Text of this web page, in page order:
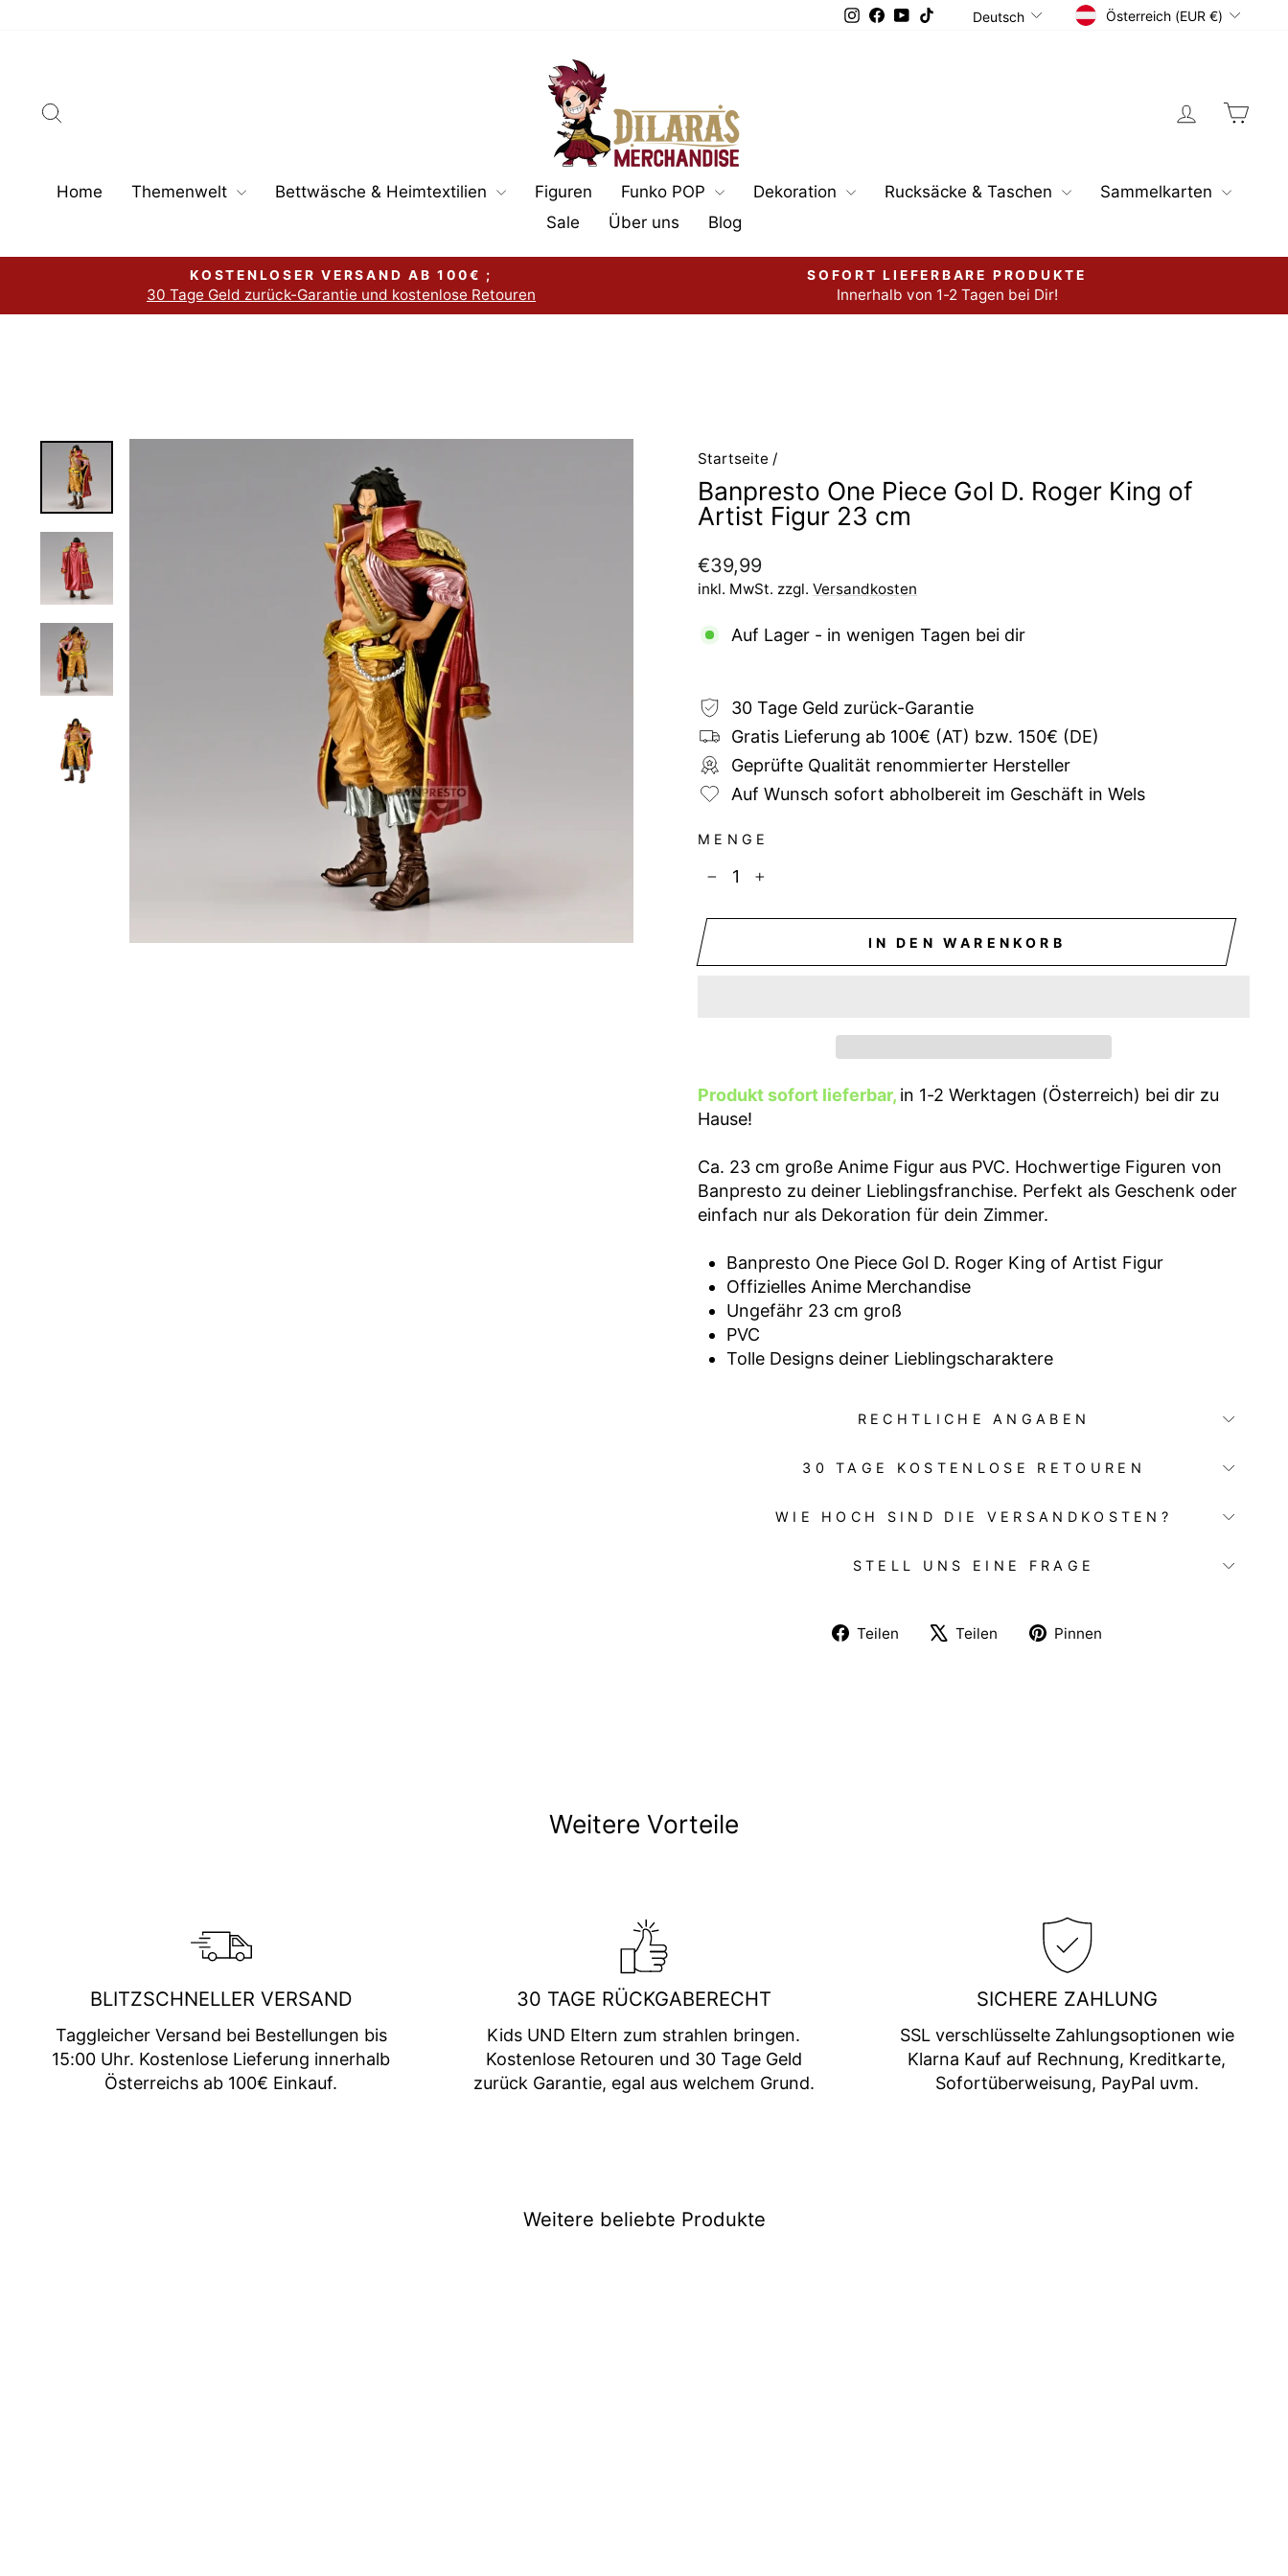
Instagram
Facebook
YouTube
TikTokSprache
Deutsch Währung
Österreich (EUR €)
Einloggen
Home Themenwelt Bettwäsche & Heimtextilien Figuren Funko POP Dekoration Rucksäcke & Taschen
Sammelkarten
Sale
Über uns Blog
KOSTENLOSER VERSAND AB 100€ ;
30 Tage Geld zurück-Garantie und kostenlose Retouren
SOFORT LIEFERBARE PRODUKTE
Innerhalb von 1-2 Tagen bei Dir!
Startseite /
Banpresto One Piece Gol D. Roger King of
Artist Figur 23 cm
Normaler
Preis
€39,99
inkl. MwSt. zzgl. Versandkosten
Auf Lager - in wenigen Tagen bei dir
30 Tage Geld zurück-Garantie
Gratis Lieferung ab 100€ (AT) bzw. 150€ (DE)
Geprüfte Qualität renommierter Hersteller
Auf Wunsch sofort abholbereit im Geschäft in Wels
MENGE
+
IN DEN WARENKORB
Produkt sofort lieferbar, in 1-2 Werktagen (Österreich) bei dir zu
Hause!
Ca. 23 cm große Anime Figur aus PVC. Hochwertige Figuren von
Banpresto zu deiner Lieblingsfranchise. Perfekt als Geschenk oder
einfach nur als Dekoration für dein Zimmer.
Banpresto One Piece Gol D. Roger King of Artist Figur
Offizielles Anime Merchandise
Ungefähr 23 cm groß
PVC
Tolle Designs deiner Lieblingscharaktere
RECHTLICHE ANGABEN
30 TAGE KOSTENLOSE RETOUREN
WIE HOCH SIND DIE VERSANDKOSTEN?
STELL UNS EINE FRAGE
Teilen
Auf
Teilen
Auf
Pinnen
Weitere Vorteile
BLITZSCHNELLER VERSAND
Taggleicher Versand bei Bestellungen bis
15:00 Uhr. Kostenlose Lieferung innerhalb
Österreichs ab 100€ Einkauf.
30 TAGE RÜCKGABERECHT
Kids UND Eltern zum strahlen bringen.
Kostenlose Retouren und 30 Tage Geld
zurück Garantie, egal aus welchem Grund.
SICHERE ZAHLUNG
SSL verschlüsselte Zahlungsoptionen wie
Klarna Kauf auf Rechnung, Kreditkarte,
Sofortüberweisung, PayPal uvm.
Weitere beliebte Produkte